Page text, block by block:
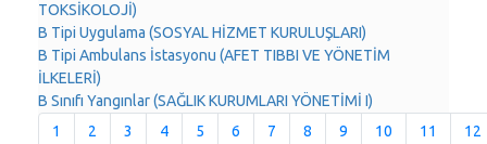
TOKSİKOLOJİ)
B Tipi Uygulama (SOSYAL HİZMET KURULUŞLARI)
B Tipi Ambulans İstasyonu (AFET TIBBI VE YÖNETİM
İLKELERİ)
B Sınıfı Yangınlar (SAĞLIK KURUMLARI YÖNETİMİ I)
1
2 3 4 5 6 7 8 9 10 11
12